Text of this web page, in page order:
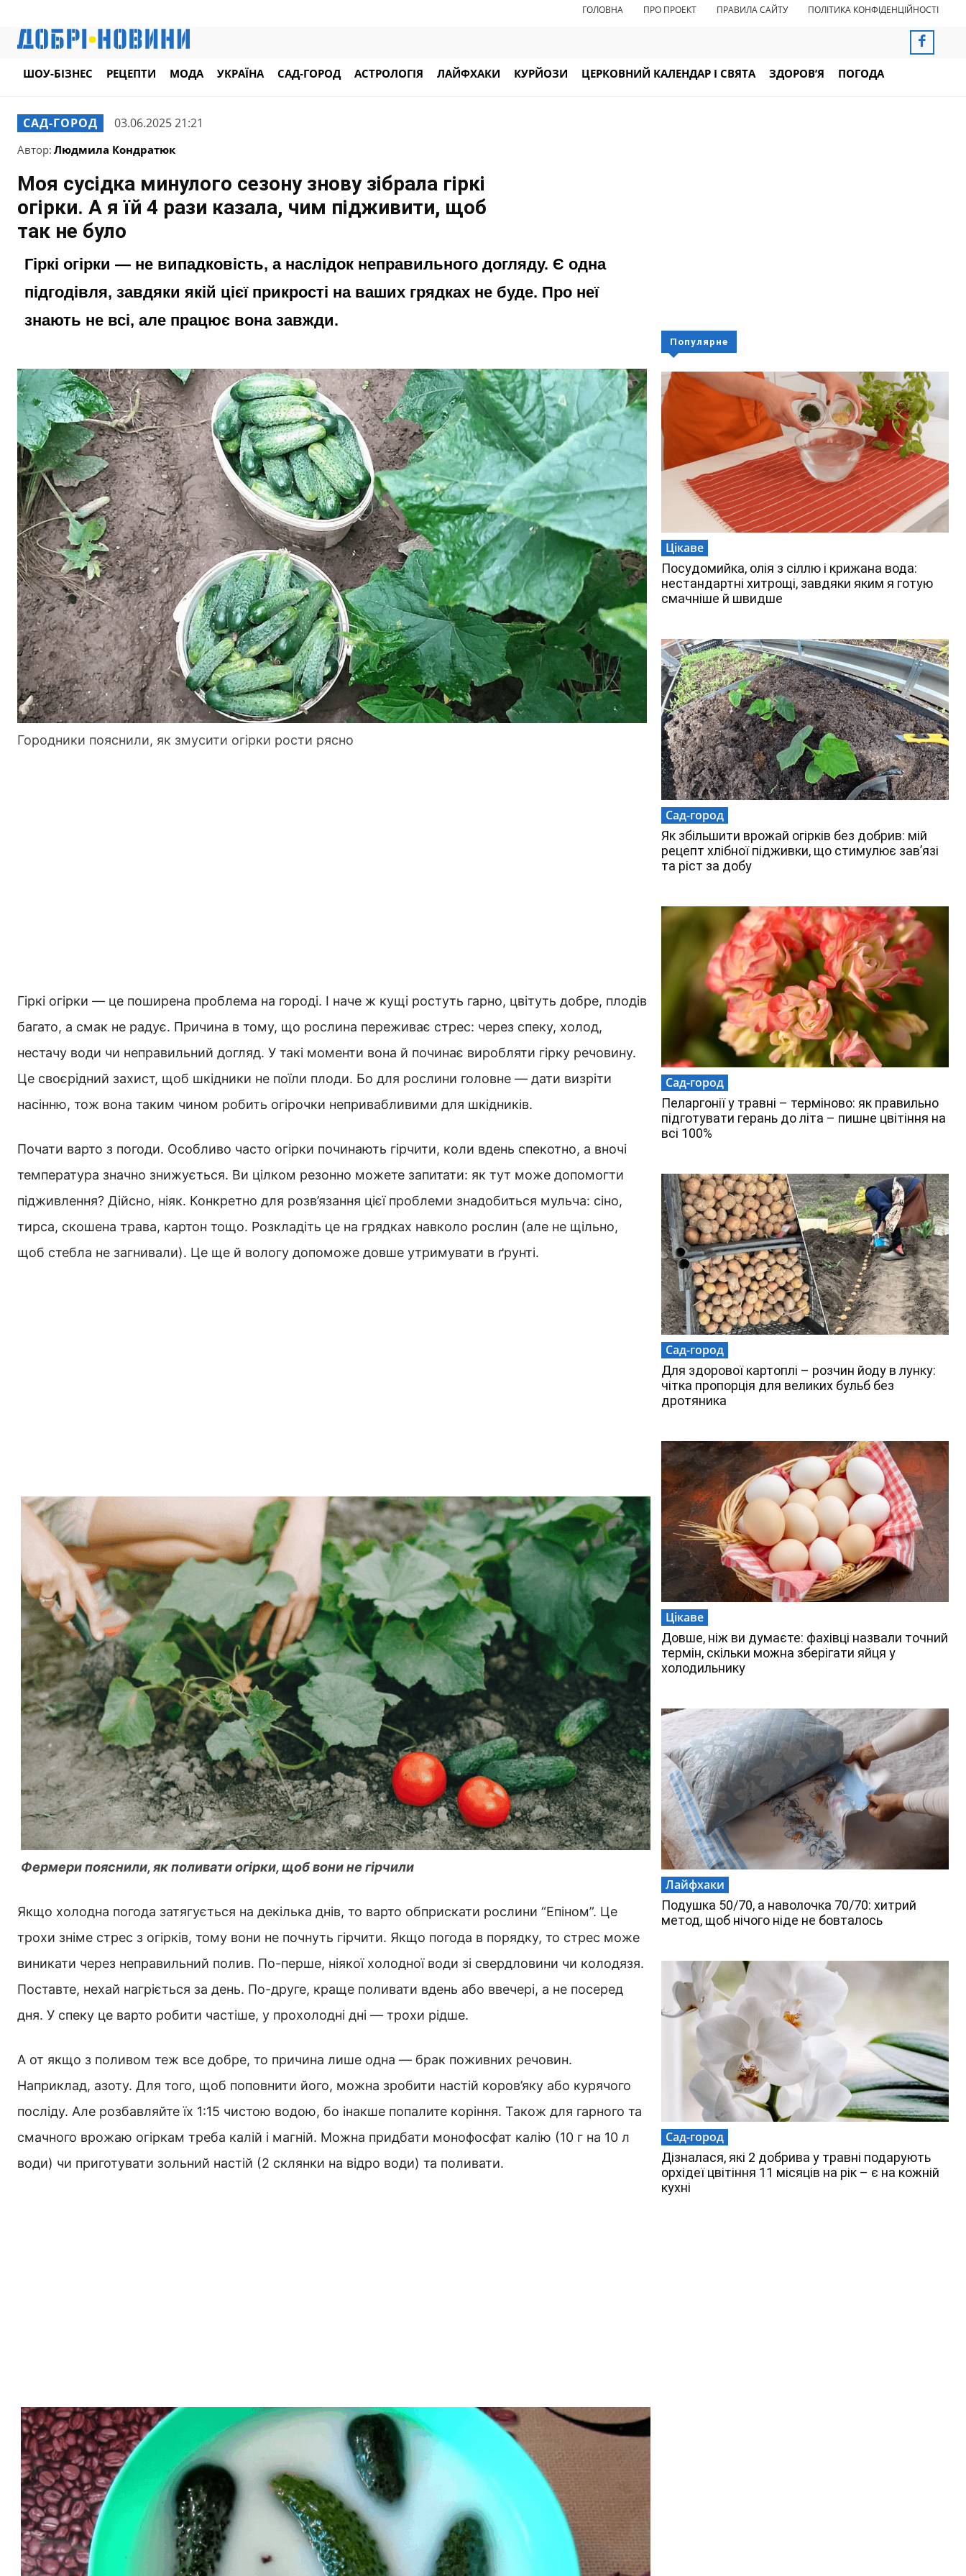
ГОЛОВНА ПРО ПРОЕКТ ПРАВИЛА САЙТУ ПОЛІТИКА КОНФІДЕНЦІЙНОСТІ
ШОУ-БІЗНЕС РЕЦЕПТИ МОДА УКРАЇНА САД-ГОРОД АСТРОЛОГІЯ ЛАЙФХАКИ КУРЙОЗИ ЦЕРКОВНИЙ КАЛЕНДАР І СВЯТА ЗДОРОВ’Я ПОГОДА
САД-ГОРОД 03.06.2025 21:21
Автор: Людмила Кондратюк
Моя сусідка минулого сезону знову зібрала гіркі
огірки. А я їй 4 рази казала, чим підживити, щоб
так не було
Гіркі огірки — не випадковість, а наслідок неправильного догляду. Є одна
підгодівля, завдяки якій цієї прикрості на ваших грядках не буде. Про неї
знають не всі, але працює вона завжди.
Городники пояснили, як змусити огірки рости рясно
Гіркі огірки — це поширена проблема на городі. І наче ж кущі ростуть гарно, цвітуть добре, плодів
багато, а смак не радує. Причина в тому, що рослина переживає стрес: через спеку, холод,
нестачу води чи неправильний догляд. У такі моменти вона й починає виробляти гірку речовину.
Це своєрідний захист, щоб шкідники не поїли плоди. Бо для рослини головне — дати визріти
насінню, тож вона таким чином робить огірочки непривабливими для шкідників.
Почати варто з погоди. Особливо часто огірки починають гірчити, коли вдень спекотно, а вночі
температура значно знижується. Ви цілком резонно можете запитати: як тут може допомогти
підживлення? Дійсно, ніяк. Конкретно для розв’язання цієї проблеми знадобиться мульча: сіно,
тирса, скошена трава, картон тощо. Розкладіть це на грядках навколо рослин (але не щільно,
щоб стебла не загнивали). Це ще й вологу допоможе довше утримувати в ґрунті.
Фермери пояснили, як поливати огірки, щоб вони не гірчили
Якщо холодна погода затягується на декілька днів, то варто обприскати рослини “Епіном”. Це
трохи зніме стрес з огірків, тому вони не почнуть гірчити. Якщо погода в порядку, то стрес може
виникати через неправильний полив. По-перше, ніякої холодної води зі свердловини чи колодязя.
Поставте, нехай нагріється за день. По-друге, краще поливати вдень або ввечері, а не посеред
дня. У спеку це варто робити частіше, у прохолодні дні — трохи рідше.
А от якщо з поливом теж все добре, то причина лише одна — брак поживних речовин.
Наприклад, азоту. Для того, щоб поповнити його, можна зробити настій коров’яку або курячого
посліду. Але розбавляйте їх 1:15 чистою водою, бо інакше попалите коріння. Також для гарного та
смачного врожаю огіркам треба калій і магній. Можна придбати монофосфат калію (10 г на 10 л
води) чи приготувати зольний настій (2 склянки на відро води) та поливати.
Популярне
Цікаве
Посудомийка, олія з сіллю і крижана вода:
нестандартні хитрощі, завдяки яким я готую
смачніше й швидше
Сад-город
Як збільшити врожай огірків без добрив: мій
рецепт хлібної підживки, що стимулює зав’язі
та ріст за добу
Сад-город
Пеларгонії у травні – терміново: як правильно
підготувати герань до літа – пишне цвітіння на
всі 100%
Сад-город
Для здорової картоплі – розчин йоду в лунку:
чітка пропорція для великих бульб без
дротяника
Цікаве
Довше, ніж ви думаєте: фахівці назвали точний
термін, скільки можна зберігати яйця у
холодильнику
Лайфхаки
Подушка 50/70, а наволочка 70/70: хитрий
метод, щоб нічого ніде не бовталось
Сад-город
Дізналася, які 2 добрива у травні подарують
орхідеї цвітіння 11 місяців на рік – є на кожній
кухні